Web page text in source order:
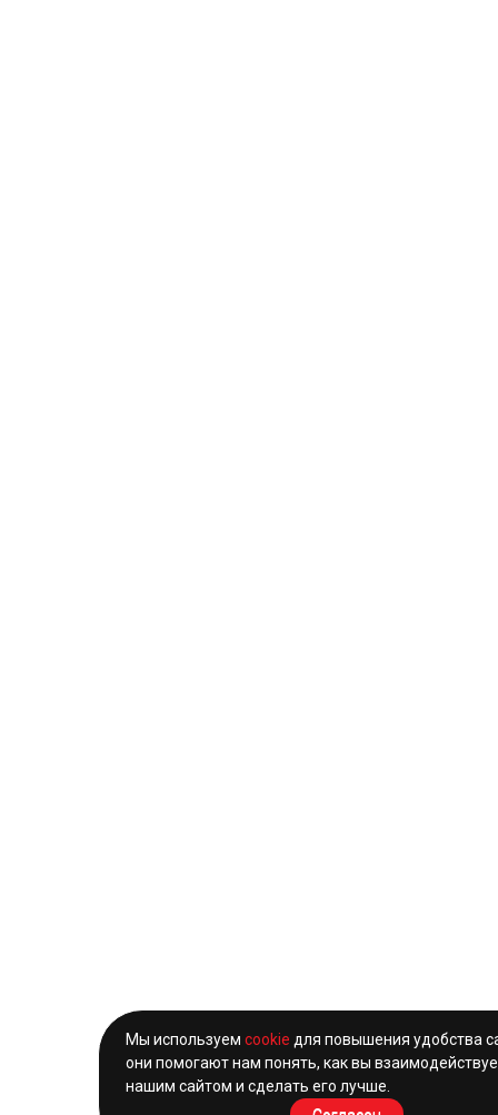
Мы используемcookie для повышения удобства
они помогают нам понять, как вы
нашим сайтом и сделать его лучше.